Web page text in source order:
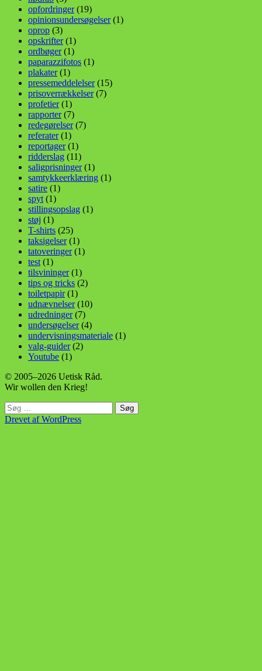
opfordringer(19)
opinionsundersøgelser(1)
oprop (3)
opskrifter(1)
ordbøger(1)
paparazzifotos (1)
plakater(1)
pressemeddelelser(15)
prisoverrækkelser(7)
profetier(1)
rapporter(7)
redegørelser(7)
referater(1)
reportager(1)
ridderslag (11)
saligprisninger(1)
samtykkeerklæring (1)
satire (1)
spyt (1)
stillingsopslag (1)
støj (1)
T-shirts (25)
taksigelser(1)
tatoveringer(1)
test (1)
tilsvininger(1)
tips og tricks (2)
toiletpapir(1)
udnævnelser(10)
udredninger(7)
undersøgelser(4)
undervisningsmateriale (1)
valg-guider(2)
Youtube (1)
© 2005–2026 Uetisk Råd.
Wir wollen den Krieg!
Søg
efter:
Drevet af WordPress